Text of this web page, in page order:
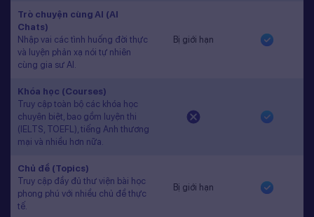
Trò chuyện cùng AI (AI
Chats)
Nhập vai các tình huống đời thực
và luyện phản xạ nói tự nhiên
cùng gia sư AI.
Bị giới hạn
Khóa học (Courses)
Truy cập toàn bộ các khóa học
chuyên biệt, bao gồm luyện thi
(IELTS, TOEFL), tiếng Anh thương
mại và nhiều hơn nữa.
Chủ đề (Topics)
Truy cập đầy đủ thư viện bài học
phong phú với nhiều chủ đề thực
tế.
Bị giới hạn